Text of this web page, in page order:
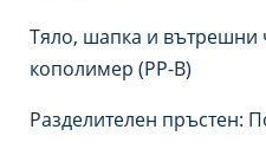
Тяло, шапка и вътрешни
кополимер (PP-B)
Разделителен пръстен: